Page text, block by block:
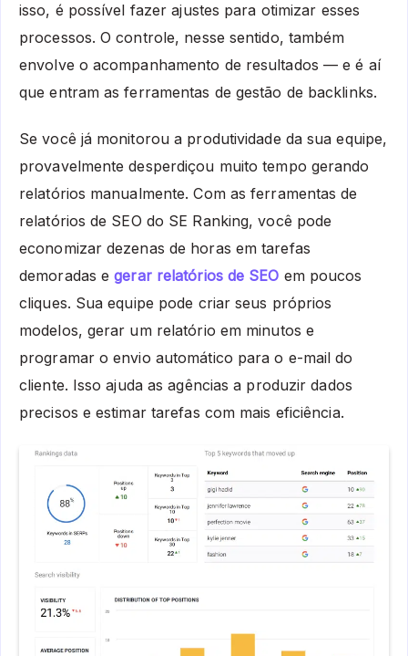
isso, é possível fazer ajustes para otimizar esses
processos. O controle, nesse sentido, também
envolve o acompanhamento de resultados — e é aí
que entram as ferramentas de gestão de backlinks.
Se você já monitorou a produtividade da sua equipe,
provavelmente desperdiçou muito tempo gerando
relatórios manualmente. Com as ferramentas de
relatórios de SEO do SE Ranking, você pode
economizar dezenas de horas em tarefas
demoradas egerar relatórios de SEO em poucos
cliques. Sua equipe pode criar seus próprios
modelos, gerar um relatório em minutos e
programar o envio automático para o e-mail do
cliente. Isso ajuda as agências a produzir dados
precisos e estimar tarefas com mais eficiência.